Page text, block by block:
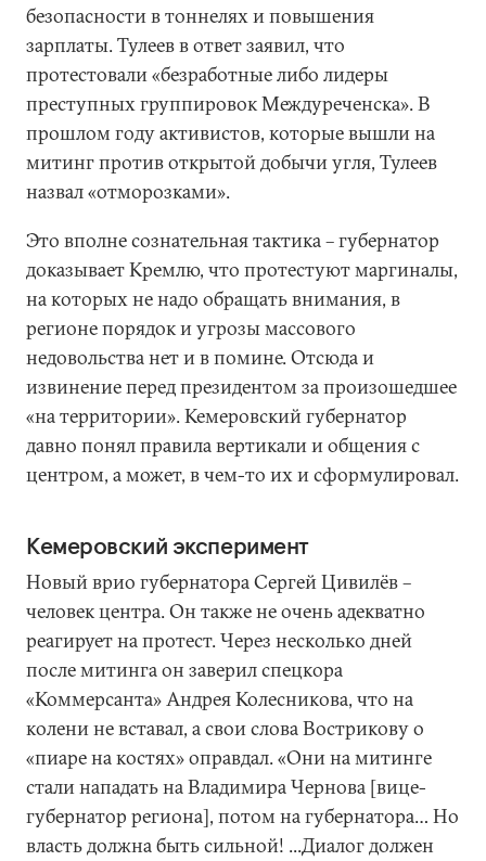
безопасности в тоннелях и повышения
зарплаты. Тулеев в ответ заявил, что
протестовали «безработные либо лидеры
преступных группировок Междуреченска». В
прошлом году активистов, которые вышли на
митинг против открытой добычи угля, Тулеев
назвал «отморозками».
Это вполне сознательная тактика – губернатор
доказывает Кремлю, что протестуют маргиналы,
на которых не надо обращать внимания, в
регионе порядок и угрозы массового
недовольства нет и в помине. Отсюда и
извинение перед президентом за произошедшее
«на территории». Кемеровский губернатор
давно понял правила вертикали и общения с
центром, а может, в чем-то их и сформулировал.
Кемеровский эксперимент
Новый врио губернатора Сергей Цивилёв –
человек центра. Он также не очень адекватно
реагирует на протест. Через несколько дней
после митинга он заверил спецкора
«Коммерсанта» Андрея Колесникова, что на
колени не вставал, а свои слова Вострикову о
«пиаре на костях» оправдал. «Они на митинге
стали нападать на Владимира Чернова [вице-
губернатор региона], потом на губернатора… Но
власть должна быть сильной! ...Диалог должен